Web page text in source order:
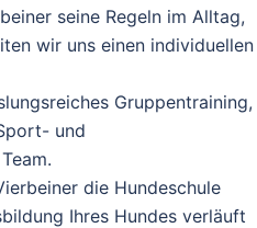
seine Regeln im Alltag,
wir uns einen individuellen
Gruppentraining,
und
die Hundeschule
Ihres Hundes verläuft